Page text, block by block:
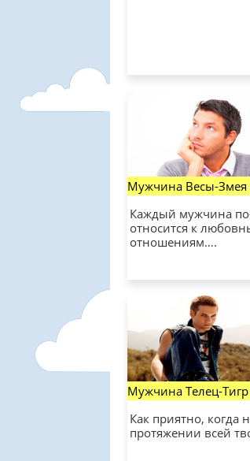
Мужчина Весы-Змея
Каждый мужчина
относится к
отношениям….
Мужчина Телец-Тигр
Как приятно, когда
протяжении всей